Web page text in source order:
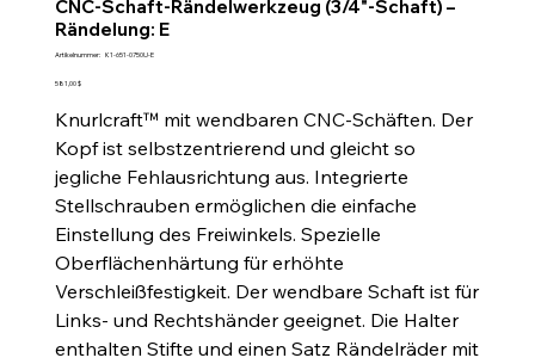
CNC-Schaft-Rändelwerkzeug (3/4"-Schaft) –
Rändelung: E
Artikelnummer: Artikelnummer:
K1-651-0750U-E
Preis
581,00 $
Knurlcraft™ mit wendbaren CNC-Schäften. Der
Kopf ist selbstzentrierend und gleicht so
jegliche Fehlausrichtung aus. Integrierte
Stellschrauben ermöglichen die einfache
Einstellung des Freiwinkels. Spezielle
Oberflächenhärtung für erhöhte
Verschleißfestigkeit. Der wendbare Schaft ist für
Links- und Rechtshänder geeignet. Die Halter
enthalten Stifte und einen Satz Rändelräder mit